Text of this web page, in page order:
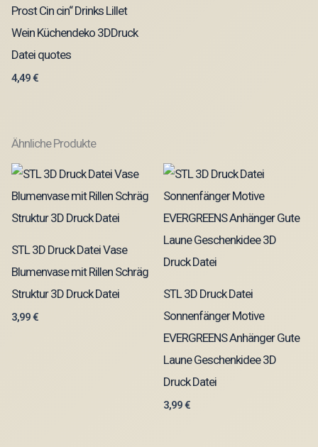
Prost Cin cin“ Drinks Lillet
Wein Küchendeko 3DDruck
Datei quotes
4,49€
Ähnliche Produkte
STL 3D Druck Datei Vase
Blumenvase mit Rillen Schräg
Struktur 3D Druck Datei
3,99€
STL 3D Druck Datei
Sonnenfänger Motive
EVERGREENS Anhänger Gute
Laune Geschenkidee 3D
Druck Datei
3,99€